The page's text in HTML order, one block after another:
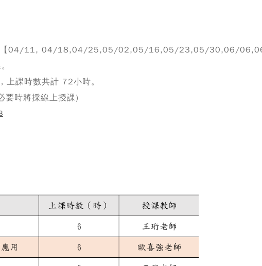
【04/11, 04/18,04/25,05/02,05/16,05/23,05/30,06/
課時數共計 72小時。
要時將採線上授課)